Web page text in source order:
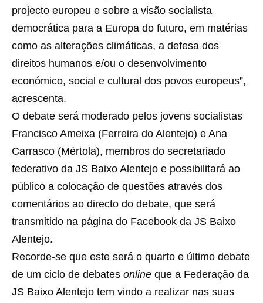
projecto europeu e sobre a visão socialista
democrática para a Europa do futuro, em matérias
como as alterações climáticas, a defesa dos
direitos humanos e/ou o desenvolvimento
económico, social e cultural dos povos europeus”,
acrescenta.
O debate será moderado pelos jovens socialistas
Francisco Ameixa (Ferreira do Alentejo) e Ana
Carrasco (Mértola), membros do secretariado
federativo da JS Baixo Alentejo e possibilitará ao
público a colocação de questões através dos
comentários ao directo do debate, que será
transmitido na página do Facebook da JS Baixo
Alentejo.
Recorde-se que este será o quarto e último debate
de um ciclo de debates online que a Federação da
JS Baixo Alentejo tem vindo a realizar nas suas